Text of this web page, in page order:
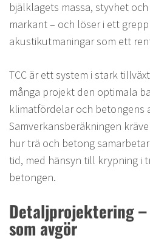
bjälklagets massa, styvhet
markant – och löser i ett
akustikutmaningar som ett
TCC är ett system i stark
många projekt den optimala
klimatfördelar och betongens
Samverkansberäkningen
hur trä och betong
tid, med hänsyn till krypning i
betongen.
Detaljprojektering
som avgör